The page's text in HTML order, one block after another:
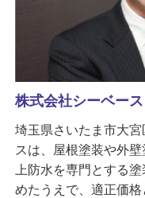
株式会社シーベース
埼玉県さいたま市大
スは、屋根塗装や外
上防水を専門とする
めたうえで、適正価